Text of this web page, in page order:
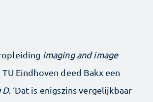
imaging and image
Eindhoven deed Bakx een
D. ‘Dat is enigszins vergelijkbaar